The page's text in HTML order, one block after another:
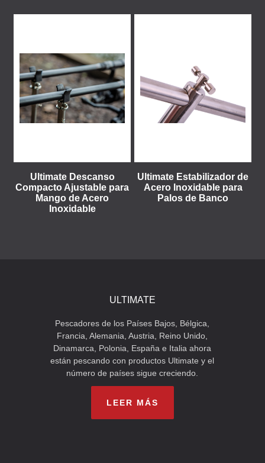
Ultimate Descanso
Compacto Ajustable para
Mango de Acero
Inoxidable
Ultimate Estabilizador de
Acero Inoxidable para
Palos de Banco
ULTIMATE
Pescadores de los Países Bajos, Bélgica,
Francia, Alemania, Austria, Reino Unido,
Dinamarca, Polonia, España e Italia ahora
están pescando con productos Ultimate y el
número de países sigue creciendo.
LEER MÁS